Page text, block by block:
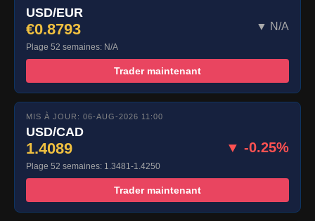
USD/EUR
€0.8793 ▼ N/A
Plage 52 semaines: N/A
Trader maintenant
MIS À JOUR: 06-AUG-2026 11:00
USD/CAD
1.4089 ▼ -0.25%
Plage 52 semaines: 1.3481-1.4250
Trader maintenant